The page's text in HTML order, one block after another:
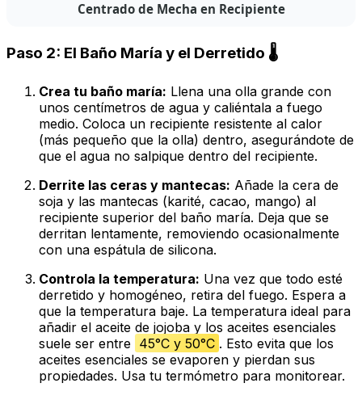
Centrado de Mecha en Recipiente
Paso 2: El Baño María y el Derretido 🌡️
Crea tu baño maría: Llena una olla grande con
unos centímetros de agua y caliéntala a fuego
medio. Coloca un recipiente resistente al calor
(más pequeño que la olla) dentro, asegurándote de
que el agua no salpique dentro del recipiente.
Derrite las ceras y mantecas: Añade la cera de
soja y las mantecas (karité, cacao, mango) al
recipiente superior del baño maría. Deja que se
derritan lentamente, removiendo ocasionalmente
con una espátula de silicona.
Controla la temperatura: Una vez que todo esté
derretido y homogéneo, retira del fuego. Espera a
que la temperatura baje. La temperatura ideal para
añadir el aceite de jojoba y los aceites esenciales
suele ser entre 45°C y 50°C . Esto evita que los
aceites esenciales se evaporen y pierdan sus
propiedades. Usa tu termómetro para monitorear.